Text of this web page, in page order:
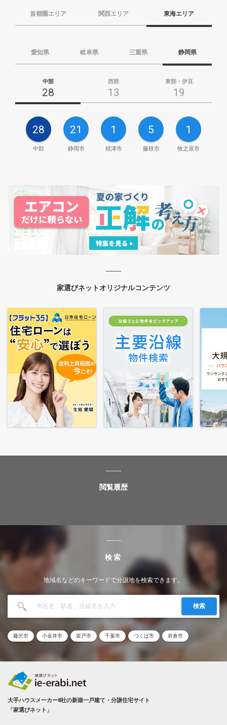
首都圏エリア 関西エリア 東海エリア
愛知県 岐阜県 三重県 静岡県
中部
28
西部
13
東部・伊豆
19
28
中部
21
静岡市
1
焼津市
5
藤枝市
1
牧之原市
家選びネットオリジナルコンテンツ
閲覧履歴
検索
地域名などのキーワードで分譲地を検索できます。
検索
藤沢市 小金井市 坂戸市 千葉市 つくば市 岩倉市
大手ハウスメーカー8社の新築一戸建て・分譲住宅サイト
「家選びネット」